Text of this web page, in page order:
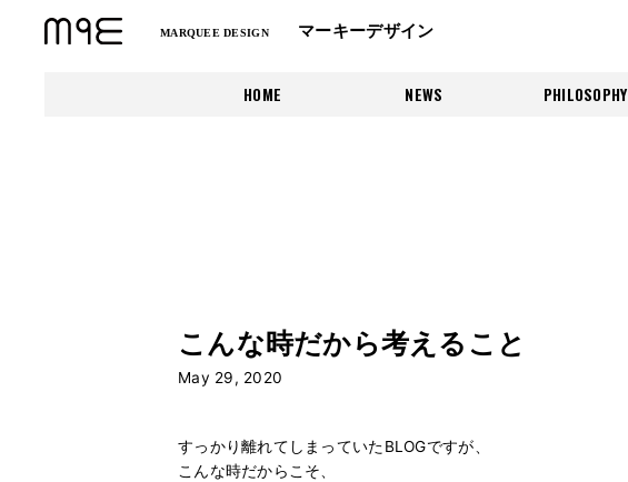
MARQUEE DESIGN マーキーデザイン
HOME NEWS PHILOSOPHY
こんな時だから考えること
May 29, 2020
すっかり離れてしまっていたBLOGですが、
こんな時だからこそ、